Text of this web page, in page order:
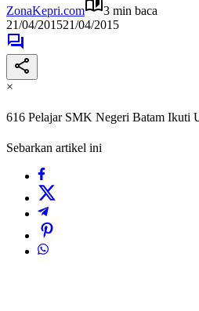
ZonaKepri.com
3 min baca
21/04/201521/04/2015
×
616 Pelajar SMK Negeri Batam Ikuti
Sebarkan artikel ini